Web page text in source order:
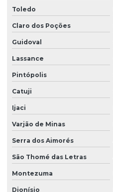
Toledo
Claro dos Poções
Guidoval
Lassance
Pintópolis
Catuji
Ijaci
Varjão de Minas
Serra dos Aimorés
São Thomé das Letras
Montezuma
Dionísio